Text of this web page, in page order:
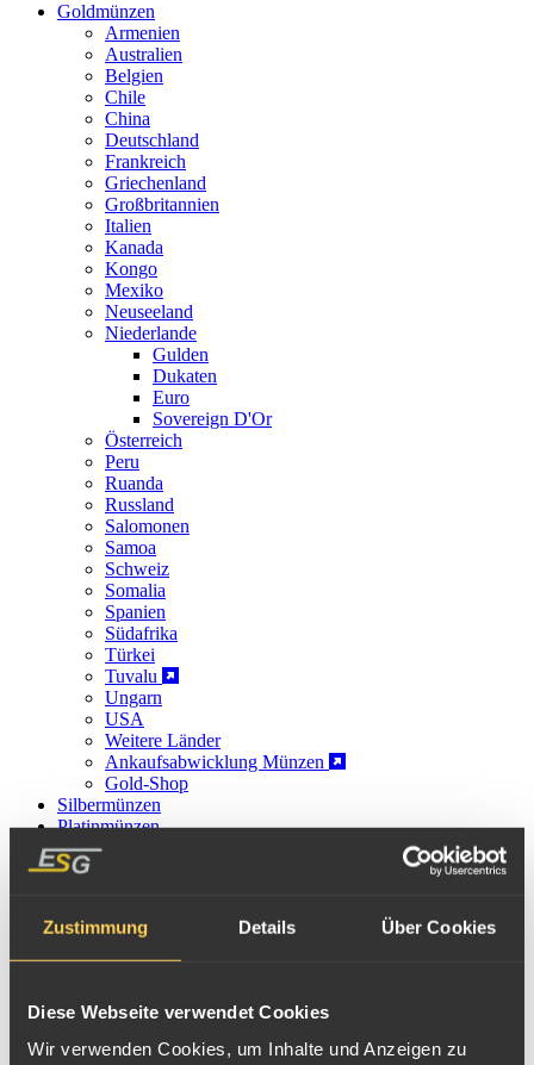
Zustimmung Details Über Cookies
Diese Webseite verwendet Cookies
Wir verwenden Cookies, um Inhalte und Anzeigen zu
Goldmünzen
Armenien
Australien
Belgien
Chile
China
Deutschland
Frankreich
Griechenland
Großbritannien
Italien
Kanada
Kongo
Mexiko
Neuseeland
Niederlande
Gulden
Dukaten
Euro
Sovereign D'Or
Österreich
Peru
Ruanda
Russland
Salomonen
Samoa
Schweiz
Somalia
Spanien
Südafrika
Türkei
Tuvalu
Ungarn
USA
Weitere Länder
Ankaufsabwicklung Münzen
Gold-Shop
Silbermünzen
Platinmünzen
Palladiummünzen
Münzwissen
Edelmetall-Shop
Die Niederlande waren als Seefahrervolk schon immer stark im